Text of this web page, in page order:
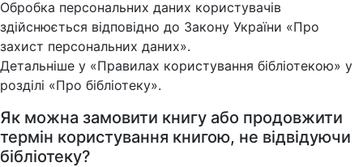
Обробка персональних даних користувачів
здійснюється відповідно до Закону України «Про
захист персональних даних».
Детальніше у «Правилах користування бібліотекою» у
розділі «Про бібліотеку».
Як можна замовити книгу або продовжити
термін користування книгою, не відвідуючи
бібліотеку?